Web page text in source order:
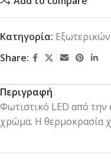
Κατηγορία:
Share:
Περιγραφή
Φωτιστικό LED από την
χρώμα. Η θερμοκρασία